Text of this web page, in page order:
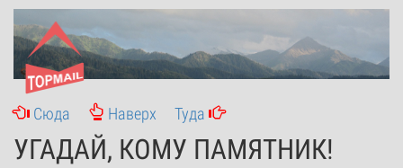
Сюда Наверх Туда
УГАДАЙ, КОМУ ПАМЯТНИК!